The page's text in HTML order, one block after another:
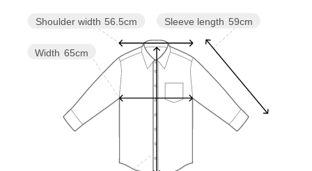
り、実際の色味と異なって見える場合がございます。あらかじめ
※商品の色味の目安は、商品単体の画像をご参照ください。
店舗へお問い合わせの際は、全国のBEAUTY&YOUTH各店舗まで
下記の品名/品番をお申し付けください。
品名：PC ROLL UP SHT TRAVELER
品番：12115000058
Sleeve length 59cm
Width 65cm
Shoulder width 56.5cm